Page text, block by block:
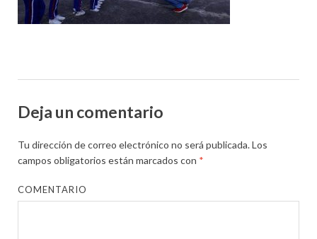
Deja un comentario
Tu dirección de correo electrónico no será publicada.Los
campos obligatorios están marcados con *
COMENTARIO